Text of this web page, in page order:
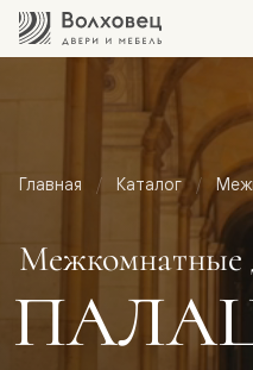
Главная Каталог
Межкомнатные